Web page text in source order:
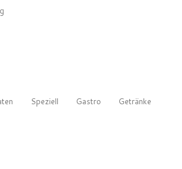
Speziell Gastro Getränke